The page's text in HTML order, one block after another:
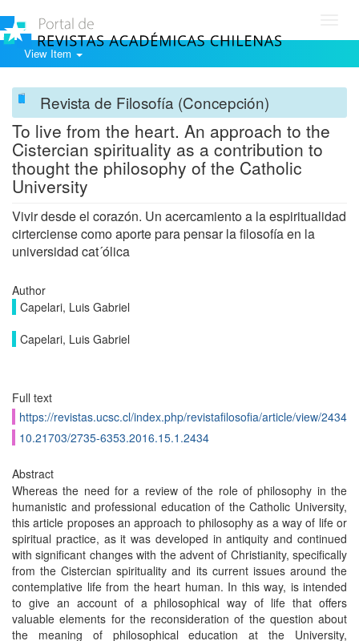
View Item
Revista de Filosofía (Concepción)
To live from the heart. An approach to the
Cistercian spirituality as a contribution to
thought the philosophy of the Catholic
University
Vivir desde el corazón. Un acercamiento a la espiritualidad
cirterciense como aporte para pensar la filosofía en la
universidad cat´ólica
Author
Capelari, Luis Gabriel
Capelari, Luis Gabriel
Full text
https://revistas.ucsc.cl/index.php/revistafilosofia/article/view/2434
10.21703/2735-6353.2016.15.1.2434
Abstract
Whereas the need for a review of the role of philosophy in the
humanistic and professional education of the Catholic University,
this article proposes an approach to philosophy as a way of life or
spiritual practice, as it was developed in antiquity and continued
with significant changes with the advent of Christianity, specifically
from the Cistercian spirituality and its current issues around the
contemplative life from the heart human. In this way, is intended
to give an account of a philosophical way of life that offers
valuable elements for the reconsideration of the question about
the meaning of philosophical education at the University,